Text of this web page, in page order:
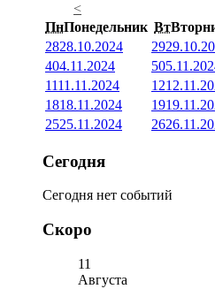
<
ПнПонедельник Вт
2828.10.2024 29
404.11.2024 5
1111.11.2024 12
1818.11.2024 19
2525.11.2024 26
Сегодня
Сегодня нет событий
Скоро
11
Августа